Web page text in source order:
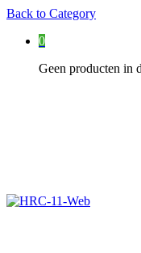
Back to Category
0
Geen producten in